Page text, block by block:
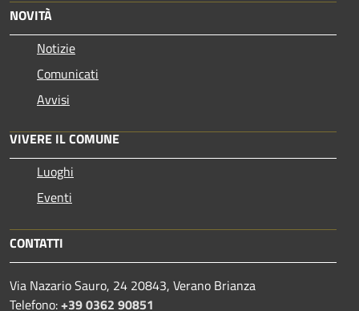
NOVITÀ
Notizie
Comunicati
Avvisi
VIVERE IL COMUNE
Luoghi
Eventi
CONTATTI
Via Nazario Sauro, 24 20843, Verano Brianza
Telefono:+39 0362 90851